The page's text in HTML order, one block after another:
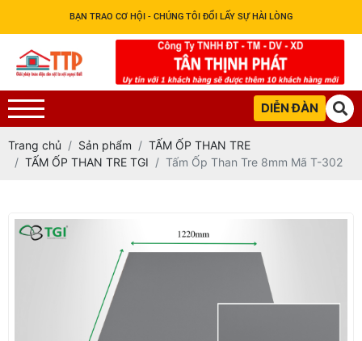
BẠN TRAO CƠ HỘI - CHÚNG TÔI ĐỔI LẤY SỰ HÀI LÒNG
DIỄN ĐÀN
Trang chủ Sản phẩm
TẤM ỐP THAN TRE
TẤM ỐP THAN TRE TGI
Tấm Ốp Than Tre 8mm Mã T-302